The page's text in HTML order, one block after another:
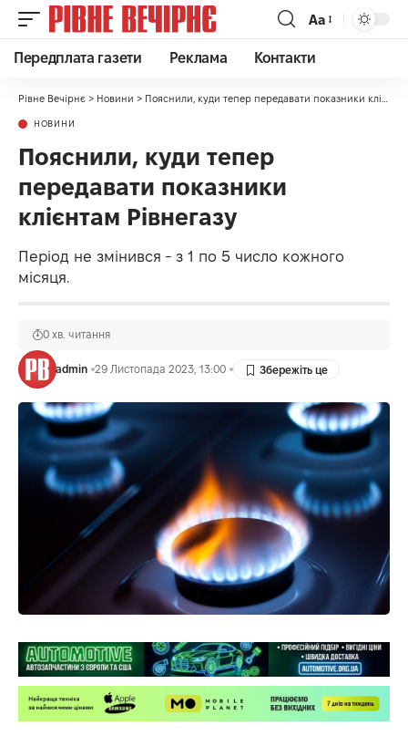
Аа
Передплата газети Реклама Контакти
Рівне Вечірнє > Новини > Пояснили, куди тепер передавати показники клієнтам Рівнегазу
НОВИНИ
Пояснили, куди тепер
передавати показники
клієнтам Рівнегазу
Період не змінився - з 1 по 5 число кожного
місяця.
admin 29 Листопада 2023, 13:00
0 хв. читання